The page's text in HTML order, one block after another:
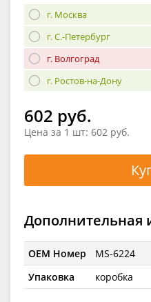
г. Москва
г. С.-Петербург
г. Волгоград
г. Ростов-на-Дону
602 руб.
Цена за 1 шт: 602 руб.
Дополнительная
OEM Номер
MS-6224
Упаковка
коробка